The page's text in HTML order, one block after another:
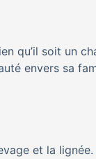
qu’il soit un
envers sa
et la